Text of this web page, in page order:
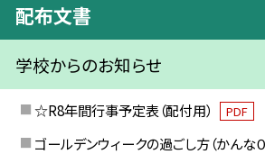
配布文書
学校からのお知らせ
☆R8年間行事予定表（配付用） PDF
ゴールデンウィークの過ごし方（かんな